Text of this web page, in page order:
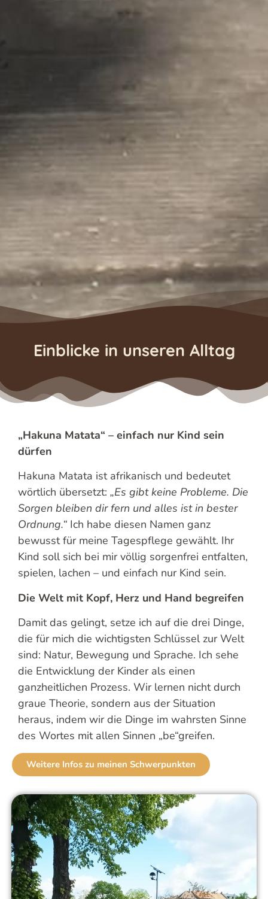
Einblicke in unseren Alltag
„Hakuna Matata“ – einfach nur Kind sein
dürfen
Hakuna Matata ist afrikanisch und bedeutet
wörtlich übersetzt: „Es gibt keine Probleme. Die
Sorgen bleiben dir fern und alles ist in bester
Ordnung.“ Ich habe diesen Namen ganz
bewusst für meine Tagespflege gewählt. Ihr
Kind soll sich bei mir völlig sorgenfrei entfalten,
spielen, lachen – und einfach nur Kind sein.
Die Welt mit Kopf, Herz und Hand begreifen
Damit das gelingt, setze ich auf die drei Dinge,
die für mich die wichtigsten Schlüssel zur Welt
sind: Natur, Bewegung und Sprache. Ich sehe
die Entwicklung der Kinder als einen
ganzheitlichen Prozess. Wir lernen nicht durch
graue Theorie, sondern aus der Situation
heraus, indem wir die Dinge im wahrsten Sinne
des Wortes mit allen Sinnen „be“greifen.
Weitere Infos zu meinen Schwerpunkten